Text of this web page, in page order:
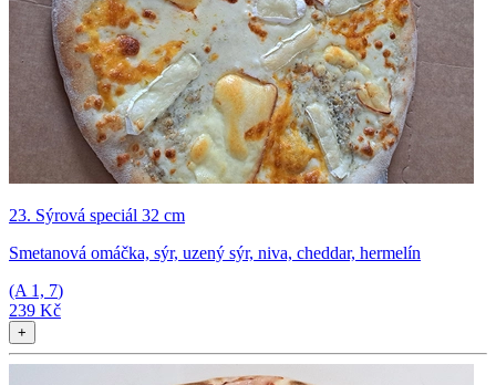
23. Sýrová speciál 32 cm
Smetanová omáčka, sýr, uzený sýr, niva, cheddar, hermelín
(A 1, 7)
239 Kč
+